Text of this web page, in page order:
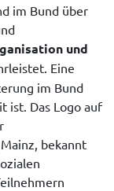
im Bund über
und
Eine
im Bund
ist. Das Logo auf
bekannt